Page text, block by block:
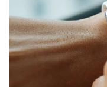
Prepaid-
Datentarife